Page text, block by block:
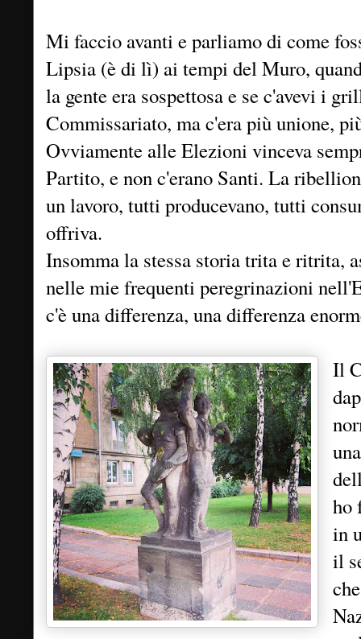
Mi faccio avanti e parliamo di come
Lipsia (è di lì) ai tempi del Muro,
la gente era sospettosa e se c'avevi i
Commissariato, ma c'era più unione,
Ovviamente alle Elezioni vinceva
Partito, e non c'erano Santi. La
un lavoro, tutti producevano, tutti
offriva.
Insomma la stessa storia trita e ritrita,
nelle mie frequenti peregrinazioni
c'è una differenza, una differenza
Il
ho
in
il